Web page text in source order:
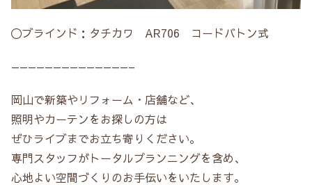
〇ブラインド：タチカワ AR706 コードバトン式
——————————————–
岡山で新築やリフォーム・店舗など、
照明やカーテンをお探しの方は
ぜひライブまでお立ち寄りください。
専門スタッフがトータルプランニングを含め、
心地よい空間づくりのお手伝いをいたします。